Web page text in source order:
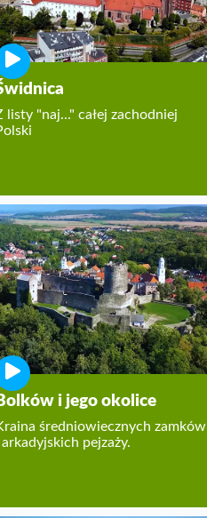
listy "naj..." całej zachodniej
i jego okolice
średniowiecznych zamków
arkadyjskich pejzaży.